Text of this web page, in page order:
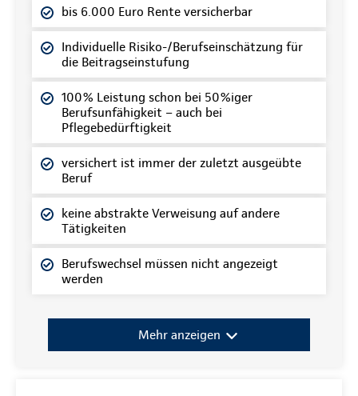
bis 6.000 Euro Rente versicherbar
Individuelle Risiko-/Berufseinschätzung für
die Beitragseinstufung
100% Leistung schon bei 50%iger
Berufsunfähigkeit – auch bei
Pflegebedürftigkeit
versichert ist immer der zuletzt ausgeübte
Beruf
keine abstrakte Verweisung auf andere
Tätigkeiten
Berufswechsel müssen nicht angezeigt
werden
Mehr anzeigen